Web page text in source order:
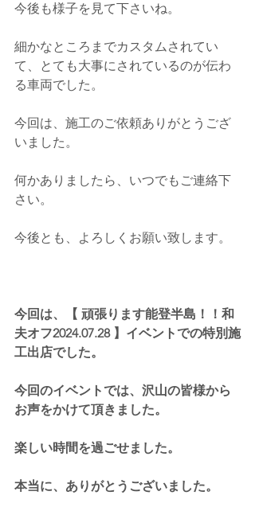
今後も様子を見て下さいね。
細かなところまでカスタムされてい
て、とても大事にされているのが伝わ
る車両でした。
今回は、施工のご依頼ありがとうござ
いました。
何かありましたら、いつでもご連絡下
さい。
今後とも、よろしくお願い致します。
今回は、【 頑張ります能登半島！！和
夫オフ2024.07.28 】イベントでの特別施
工出店でした。
今回のイベントでは、沢山の皆様から
お声をかけて頂きました。
楽しい時間を過ごせました。
本当に、ありがとうございました。